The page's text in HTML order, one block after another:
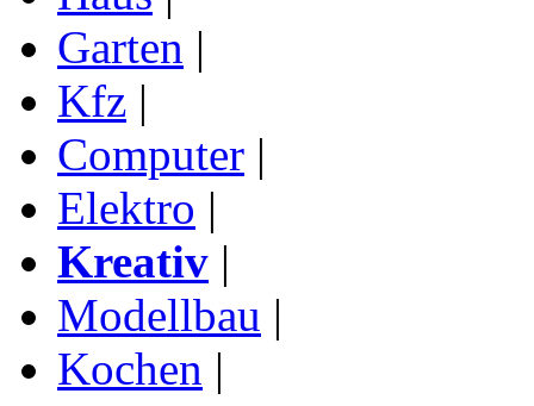
Garten |
Kfz |
Computer |
Elektro |
Kreativ |
Modellbau |
Kochen |